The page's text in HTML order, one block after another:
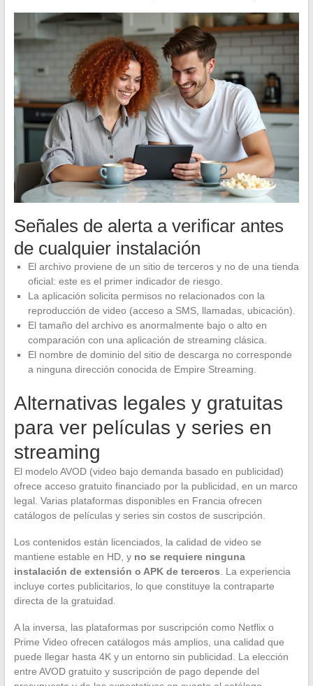
Señales de alerta a verificar antes
de cualquier instalación
El archivo proviene de un sitio de terceros y no de una tienda
oficial: este es el primer indicador de riesgo.
La aplicación solicita permisos no relacionados con la
reproducción de video (acceso a SMS, llamadas, ubicación).
El tamaño del archivo es anormalmente bajo o alto en
comparación con una aplicación de streaming clásica.
El nombre de dominio del sitio de descarga no corresponde
a ninguna dirección conocida de Empire Streaming.
Alternativas legales y gratuitas
para ver películas y series en
streaming
El modelo AVOD (video bajo demanda basado en publicidad)
ofrece acceso gratuito financiado por la publicidad, en un marco
legal. Varias plataformas disponibles en Francia ofrecen
catálogos de películas y series sin costos de suscripción.
Los contenidos están licenciados, la calidad de video se
mantiene estable en HD, y no se requiere ninguna
instalación de extensión o APK de terceros. La experiencia
incluye cortes publicitarios, lo que constituye la contraparte
directa de la gratuidad.
A la inversa, las plataformas por suscripción como Netflix o
Prime Video ofrecen catálogos más amplios, una calidad que
puede llegar hasta 4K y un entorno sin publicidad. La elección
entre AVOD gratuito y suscripción de pago depende del